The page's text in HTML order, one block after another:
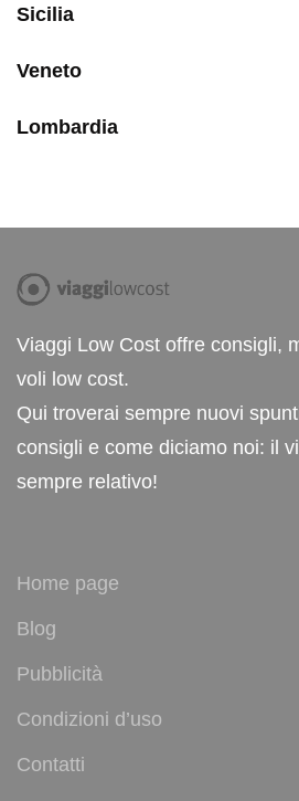
Sicilia
Veneto
Lombardia
Viaggi Low Cost offre consigli,
voli low cost.
Qui troverai sempre nuovi
consigli e come diciamo noi: il
sempre relativo!
Home page
Blog
Pubblicità
Condizioni d’uso
Contatti